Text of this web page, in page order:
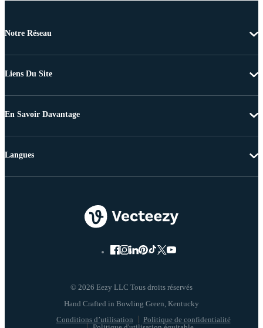
Notre Réseau
Liens Du Site
En Savoir Davantage
© 2026 Eezy LLC Tous droits réservés
Conditions d’utilisation
Politique de confidentialité
Langues